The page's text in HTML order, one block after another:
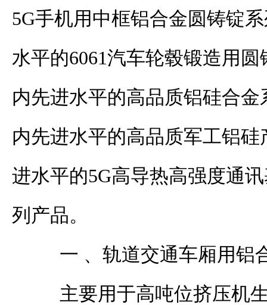
5G手机用中框铝合金圆铸锭
水平的6061汽车轮毂锻造用圆
内先进水平的高品质铝硅合金
内先进水平的高品质军工铝硅
进水平的5G高导热高强度通
列产品。
一 、轨道交通车厢用铝
主要用于高吨位挤压机